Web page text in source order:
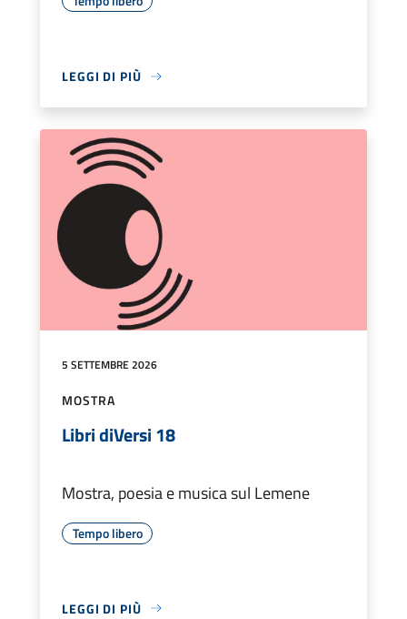
LEGGI DI PIÙ
5 SETTEMBRE 2026
MOSTRA
Libri diVersi 18
Mostra, poesia e musica sul Lemene
Tempo libero
LEGGI DI PIÙ